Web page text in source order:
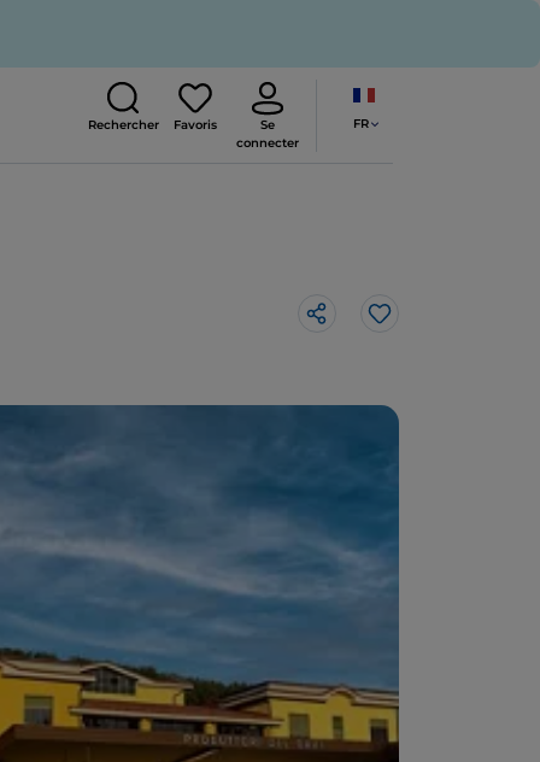
Rechercher Favoris
Se
connecter
FR
J’aime